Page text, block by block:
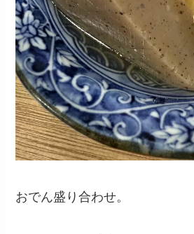
おでん盛り合わせ。